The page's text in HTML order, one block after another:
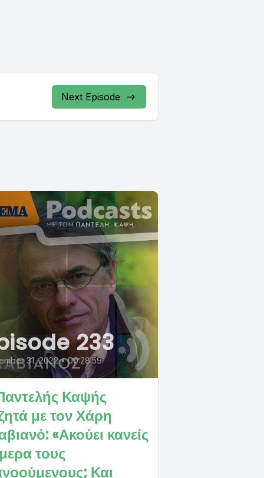
Next Episode
233
31, 2022 • 00:28:59
Καψής
με τον Χάρη
«Ακούει κανείς
τους
Και